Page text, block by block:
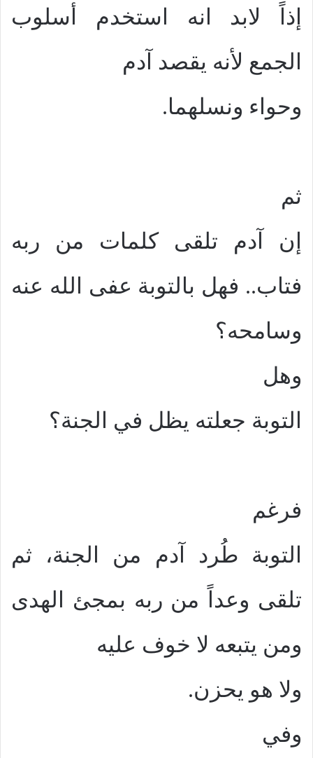
إذاً لابد انه استخدم أسلوب
الجمع لأنه يقصد آدم
وحواء ونسلهما.
ثم
إن آدم تلقى كلمات من ربه
فتاب.. فهل بالتوبة عفى الله عنه
وسامحه؟
وهل
التوبة جعلته يظل في الجنة؟
فرغم
التوبة طُرد آدم من الجنة، ثم
تلقى وعداً من ربه بمجئ الهدى
ومن يتبعه لا خوف عليه
ولا هو يحزن.
وفي